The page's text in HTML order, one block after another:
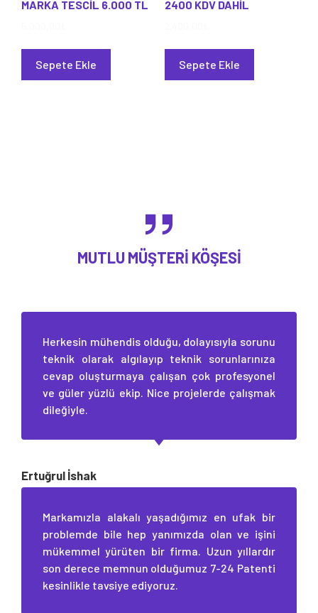
MARKA TESCİL 6.000 TL
Sepete Ekle
2400 KDV DAHİL
Sepete Ekle
MUTLU MÜŞTERI KÖŞESI
Herkesin mühendis olduğu, dolayısıyla sorunu
teknik olarak algılayıp teknik sorunlarınıza
cevap oluşturmaya çalışan çok profesyonel
ve güler yüzlü ekip. Nice projelerde çalışmak
dileğiyle.
Ertuğrul İshak
Markamızla alakalı yaşadığımız en ufak bir
problemde bile hep yanımızda olan ve işini
mükemmel yürüten bir firma. Uzun yıllardır
son derece memnun olduğumuz 7-24 Patenti
kesinlikle tavsiye ediyoruz.